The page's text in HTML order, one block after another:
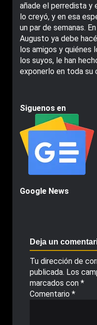
añade el perredista y
lo creyó, y en esa
un par de semanas.
Augusto ya debe
los amigos y quiénes
los suyos, le han
exponerlo en toda su
Siguenos en
Google News
Deja un
Tu dirección de
publicada. Los
marcados con *
Comentario *